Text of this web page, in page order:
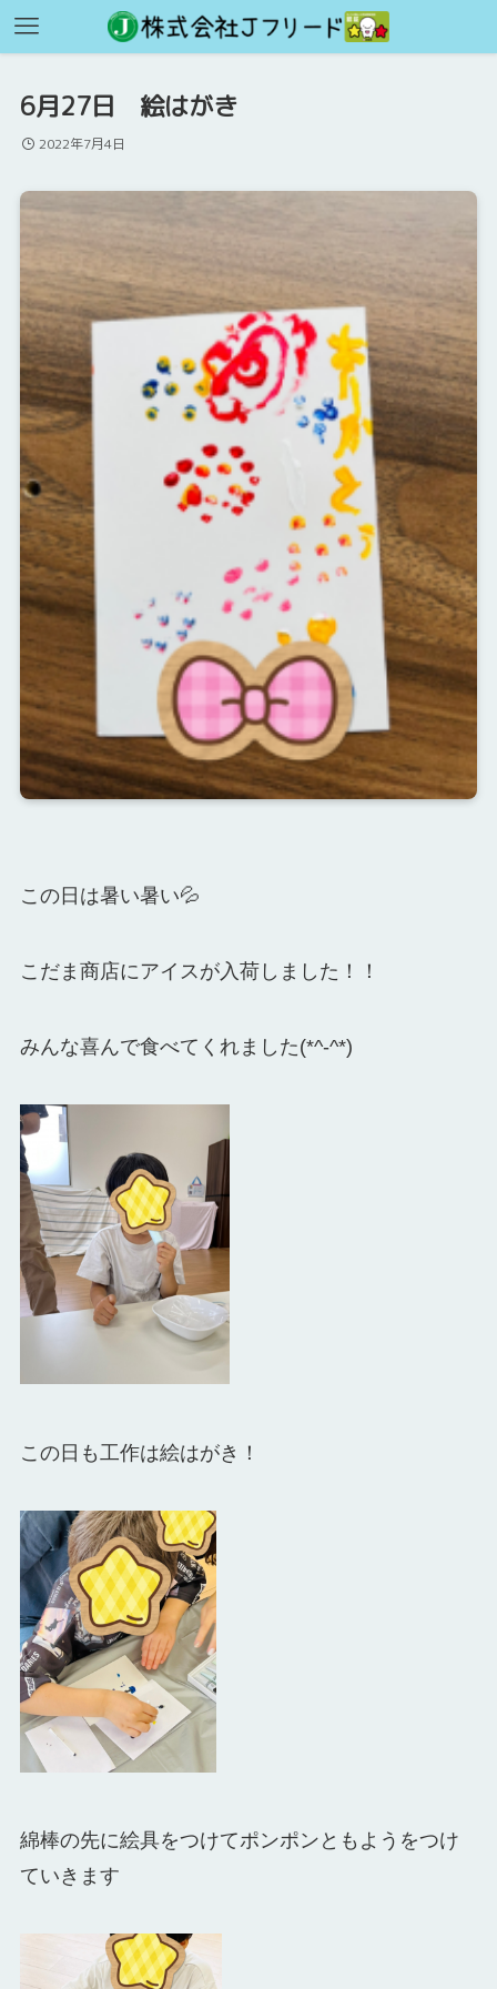
6月27日 絵はがき
2022年7月4日
この日は暑い暑い💦
こだま商店にアイスが入荷しました！！
みんな喜んで食べてくれました(*^-^*)
この日も工作は絵はがき！
綿棒の先に絵具をつけてポンポンともようをつけ
ていきます